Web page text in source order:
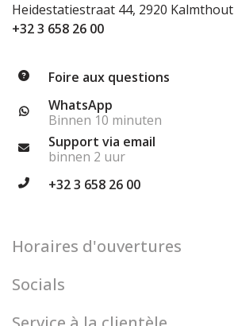
Heidestatiestraat 44, 2920 Kalmthout
+32 3 658 26 00
Foire aux questions
WhatsApp
Binnen 10 minuten
Support via email
binnen 2 uur
+32 3 658 26 00
Horaires d'ouvertures
Socials